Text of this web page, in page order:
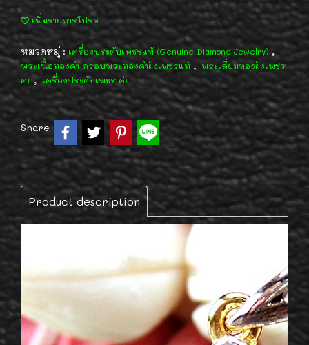
เพิ่มรายการโปรด
หมวดหมู่ : เครื่องประดับเพชรแท้ (Genuine Diamond Jewelry) ,
พระเนื้อทองคำ กรอบพระทองคำฝังเพชรแท้ , พระเลี่ยมทองฝังเพชร
ค่ะ, เครื่องประดับเพชร ค่ะ
Share
Product description